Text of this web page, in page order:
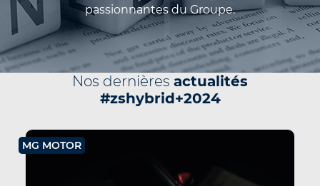
passionnantes du Groupe.
Nos dernières actualités
#zshybrid+2024
MG MOTOR